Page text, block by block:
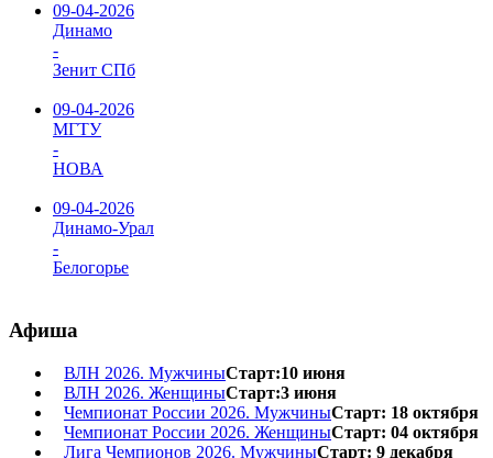
09-04-2026
Динамо
-
Зенит СПб
09-04-2026
МГТУ
-
НОВА
09-04-2026
Динамо-Урал
-
Белогорье
Афиша
ВЛН 2026. МужчиныСтарт:10 июня
ВЛН 2026. ЖенщиныСтарт:3 июня
Чемпионат России 2026. МужчиныСтарт: 18 октября
Чемпионат России 2026. ЖенщиныСтарт: 04 октября
Лига Чемпионов 2026. МужчиныСтарт: 9 декабря